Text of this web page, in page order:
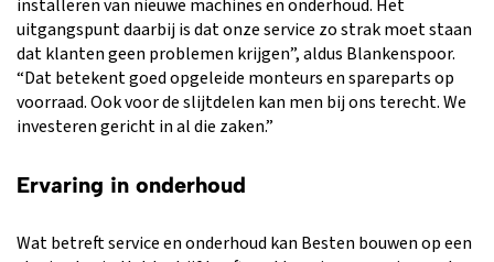
installeren van nieuwe machines en onderhoud. Het
uitgangspunt daarbij is dat onze service zo strak moet staan
dat klanten geen problemen krijgen”, aldus Blankenspoor.
“Dat betekent goed opgeleide monteurs en spareparts op
voorraad. Ook voor de slijtdelen kan men bij ons terecht. We
investeren gericht in al die zaken.”
Ervaring in onderhoud
Wat betreft service en onderhoud kan Besten bouwen op een